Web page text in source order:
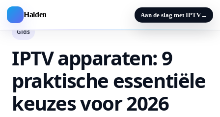
Halden Aan de slag met IPTV→
Gids
IPTV apparaten: 9
praktische essentiële
keuzes voor 2026